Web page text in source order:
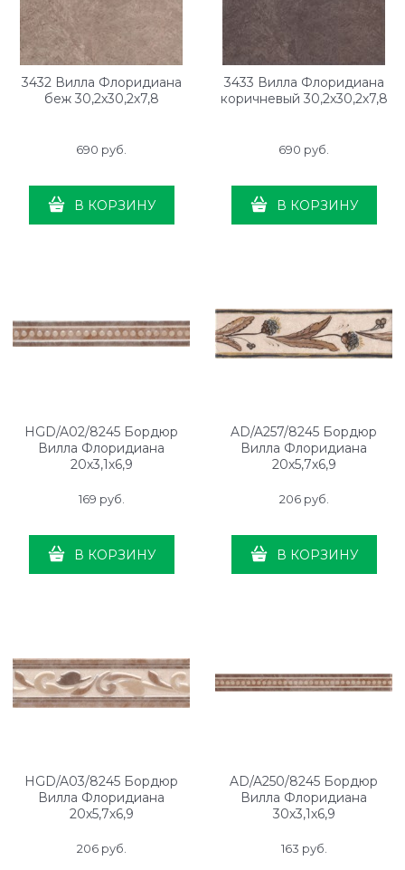
3432 Вилла Флоридиана
беж 30,2х30,2х7,8
690 руб.
В КОРЗИНУ
3433 Вилла Флоридиана
коричневый 30,2х30,2х7,8
690 руб.
В КОРЗИНУ
HGD/A02/8245 Бордюр
Вилла Флоридиана
20х3,1х6,9
169 руб.
В КОРЗИНУ
AD/A257/8245 Бордюр
Вилла Флоридиана
20х5,7х6,9
206 руб.
В КОРЗИНУ
HGD/A03/8245 Бордюр
Вилла Флоридиана
20х5,7х6,9
206 руб.
AD/A250/8245 Бордюр
Вилла Флоридиана
30х3,1х6,9
163 руб.